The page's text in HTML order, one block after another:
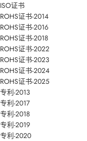
ISO证书
ROHS证书-2014
ROHS证书-2016
ROHS证书-2018
ROHS证书-2022
ROHS证书-2023
ROHS证书-2024
ROHS证书-2025
专利-2013
专利-2017
专利-2018
专利-2019
专利-2020